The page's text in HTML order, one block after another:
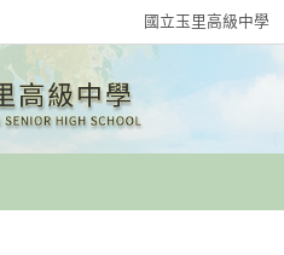
國立玉里高級中學